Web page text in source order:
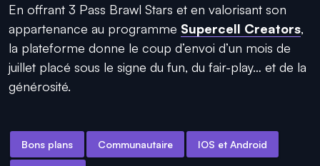
En offrant 3 Pass Brawl Stars et en valorisant son
appartenance au programme Supercell Creators,
la plateforme donne le coup d’envoi d’un mois de
juillet placé sous le signe du fun, du fair-play… et de la
générosité.
Bons plans Communautaire IOS et Android